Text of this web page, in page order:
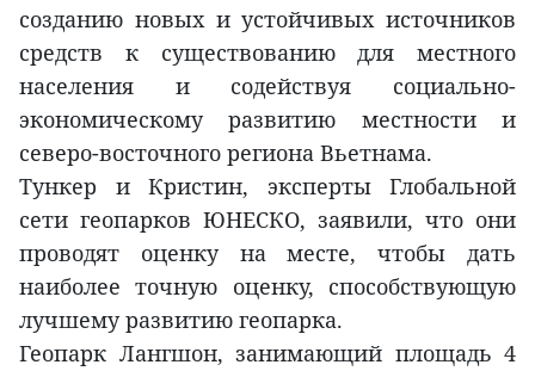
созданию новых и устойчивых источников
средств к существованию для местного
населения и содействуя социально-
экономическому развитию местности и
северо-восточного региона Вьетнама.
Тункер и Кристин, эксперты Глобальной
сети геопарков ЮНЕСКО, заявили, что они
проводят оценку на месте, чтобы дать
наиболее точную оценку, способствующую
лучшему развитию геопарка.
Геопарк Лангшон, занимающий площадь 4